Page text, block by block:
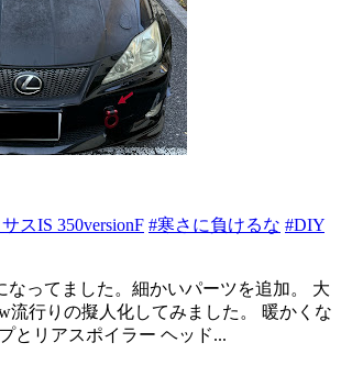
スIS 350versionF #寒さに負けるな #DIY
なってました。細かいパーツを追加。 大
流行りの擬人化してみました。 暖かくな
とリアスポイラー ヘッド...